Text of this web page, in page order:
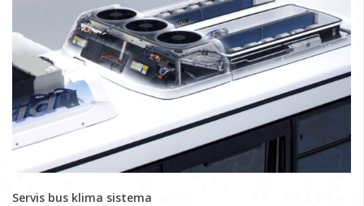
Servis bus klima sistema